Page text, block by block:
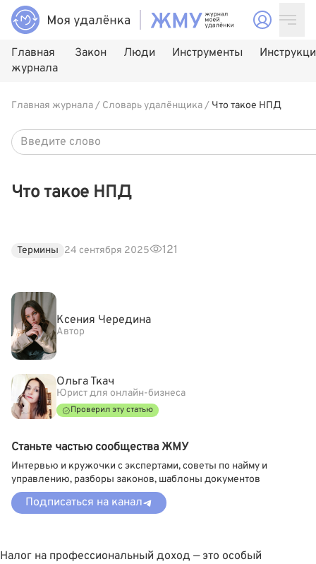
Главная
журнала
Закон Люди Инструменты
Главная журнала/ Словарь удалёнщика/ Что такое НПД
Что такое НПД
Термины 24 сентября 2025 121
Налог на профессиональный доход — это особый
Ксения Чередина
Автор
Ольга Ткач
Юрист для онлайн-бизнеса
Проверил эту статью
Станьте частью сообщества ЖМУ
Интервью и кружочки с экспертами, советы по найму и
управлению, разборы законов, шаблоны документов
Подписаться на канал